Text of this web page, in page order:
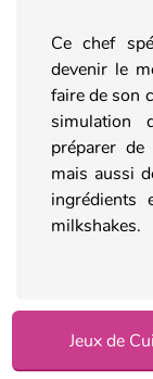
Ce chef
devenir le
faire de son
simulation
préparer
mais aussi
ingrédients
milkshakes.
Jeux de